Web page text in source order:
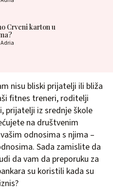
Crveni karton u
nisu bliski prijatelji ili bliža
fitnes treneri, roditelji
prijatelji iz srednje škole
na društvenim
odnosima s njima –
Sada zamislite da
da vam da preporuku za
su koristili kada su